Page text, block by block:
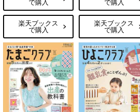
で購入
楽天ブックス
で購入
で購入
楽天ブックス
で購入